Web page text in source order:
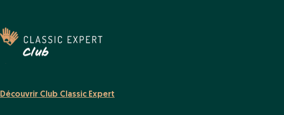
Découvrir Club Classic Expert